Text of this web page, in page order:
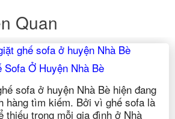
Quan
Sofa Ở Huyện Củ Chi
về công ty Dịch vụ vệ sinh Anh
sofa ở Quận 12LIÊN HỆ DỊCH
GHẾ SOFA ANH THƯ Dịch